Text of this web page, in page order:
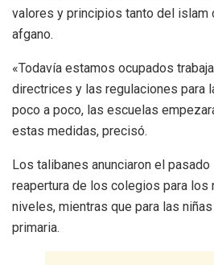
valores y principios tanto del islam
afgano.
«Todavía estamos ocupados
directrices y las regulaciones para
poco a poco, las escuelas
estas medidas, precisó.
Los talibanes anunciaron el
reapertura de los colegios para los
niveles, mientras que para las
primaria.